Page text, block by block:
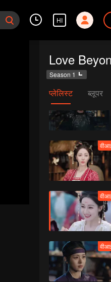
HI
Love
Season 1
प्लेलिस्ट ब्लूपर